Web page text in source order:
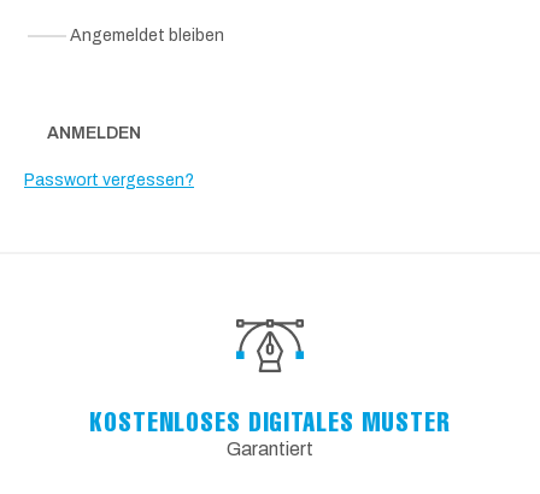
Angemeldet bleiben
ANMELDEN
Passwort vergessen?
KOSTENLOSES DIGITALES MUSTER
Garantiert